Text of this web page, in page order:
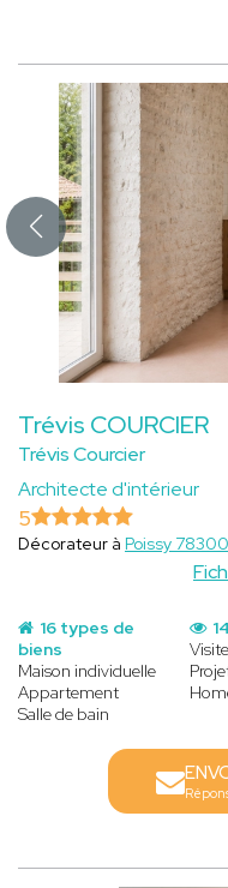
Trévis COURCIER
Trévis Courcier
Architecte d'intérieur
5
Décorateur à Poissy 78300
16 types de
biens
Maison individuelle
Appartement
Salle de bain